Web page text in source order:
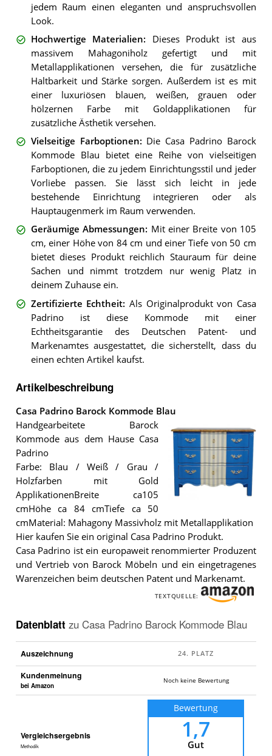
jedem Raum einen eleganten und anspruchsvollen
Look.
Hochwertige Materialien: Dieses Produkt ist aus
massivem Mahagoniholz gefertigt und mit
Metallapplikationen versehen, die für zusätzliche
Haltbarkeit und Stärke sorgen. Außerdem ist es mit
einer luxuriösen blauen, weißen, grauen oder
hölzernen Farbe mit Goldapplikationen für
zusätzliche Ästhetik versehen.
Vielseitige Farboptionen: Die Casa Padrino Barock
Kommode Blau bietet eine Reihe von vielseitigen
Farboptionen, die zu jedem Einrichtungsstil und jeder
Vorliebe passen. Sie lässt sich leicht in jede
bestehende Einrichtung integrieren oder als
Hauptaugenmerk im Raum verwenden.
Geräumige Abmessungen: Mit einer Breite von 105
cm, einer Höhe von 84 cm und einer Tiefe von 50 cm
bietet dieses Produkt reichlich Stauraum für deine
Sachen und nimmt trotzdem nur wenig Platz in
deinem Zuhause ein.
Zertifizierte Echtheit:Als Originalprodukt von Casa
Padrino ist diese Kommode mit einer
Echtheitsgarantie des Deutschen Patent- und
Markenamtes ausgestattet, die sicherstellt, dass du
einen echten Artikel kaufst.
Artikelbeschreibung
Casa Padrino Barock Kommode Blau
Casa
Padrino
Kommode
Blau.
Handgearbeitete Barock
Kommode aus dem Hause Casa
Padrino
Farbe: Blau / Weiß / Grau /
Holzfarben mit Gold
ApplikationenBreite ca105
cmHöhe ca 84 cmTiefe ca 50
cmMaterial: Mahagony Massivholz mit Metallapplikation
Hier kaufen Sie ein original Casa Padrino Produkt.
Casa Padrino ist ein europaweit renommierter Produzent
und Vertrieb von Barock Möbeln und ein eingetragenes
Warenzeichen beim deutschen Patent und Markenamt.
TEXTQUELLE:
Datenblatt zu Casa Padrino Barock Kommode Blau
Auszeichnung
Kundenmeinung
bei Amazon
Noch keine Bewertung
Vergleichsergebnis
Methodik
Bewertung
1,7
Gut